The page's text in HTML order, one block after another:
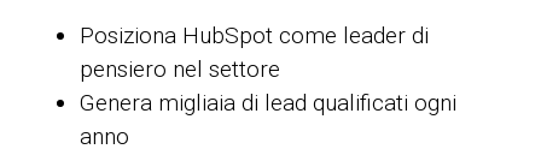
Posiziona HubSpot come leader di
pensiero nel settore
Genera migliaia di lead qualificati ogni
anno